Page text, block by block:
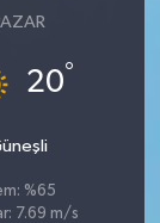
20°
%65
7.69 m/s